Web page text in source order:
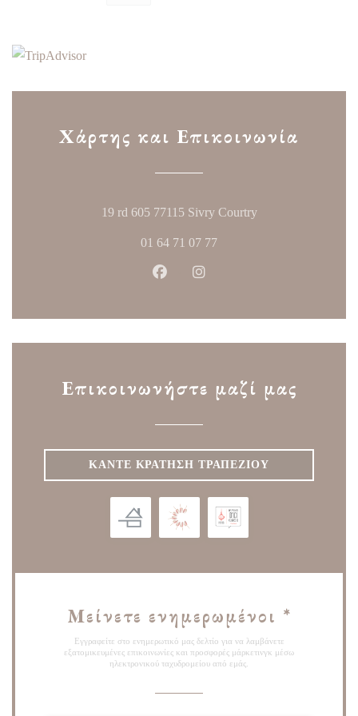
Χάρτης και Επικοινωνία
19 rd 605 77115 Sivry Courtry((ανοίγει σε νέο
01 64 71 07 77
Facebook ((ανοίγει σε νέο
Επικοινωνήστε μαζί μας
ΚΆΝΤΕ ΚΡΆΤΗΣΗ ΤΡΑΠΕΖΙΟΎ
Μείνετε ενημερωμένοι *
Εγγραφείτε στο ενημερωτικό μας δελτίο για να λαμβάνετε
εξατομικευμένες επικοινωνίες και προσφορές μάρκετινγκ μέσω
ηλεκτρονικού ταχυδρομείου από εμάς.